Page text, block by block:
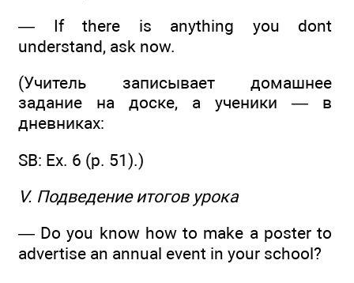
— If there is anything you dont
understand, ask now.
(Учитель записывает домашнее
задание на доске, а ученики — в
дневниках:
SB: Ex. 6 (р. 51).)
V. Подведение итогов урока
— Do you know how to make a poster to
advertise an annual event in your school?